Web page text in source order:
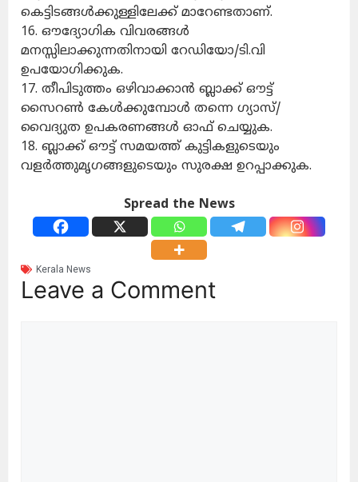
കെട്ടിടങ്ങൾക്കുള്ളിലേക്ക് മാറേണ്ടതാണ്.
16. ഔദ്യോഗിക വിവരങ്ങൾ
മനസ്സിലാക്കുന്നതിനായി റേഡിയോ/ടി.വി
ഉപയോഗിക്കുക.
17. തീപിടുത്തം ഒഴിവാക്കാൻ ബ്ലാക്ക് ഔട്ട്
സൈറൺ കേൾക്കുമ്പോൾ തന്നെ ഗ്യാസ്/
വൈദ്യുത ഉപകരണങ്ങൾ ഓഫ് ചെയ്യുക.
18. ബ്ലാക്ക് ഔട്ട് സമയത്ത് കുട്ടികളുടെയും
വളർത്തുമൃഗങ്ങളുടെയും സുരക്ഷ ഉറപ്പാക്കുക.
Spread the News
Kerala News
Leave a Comment